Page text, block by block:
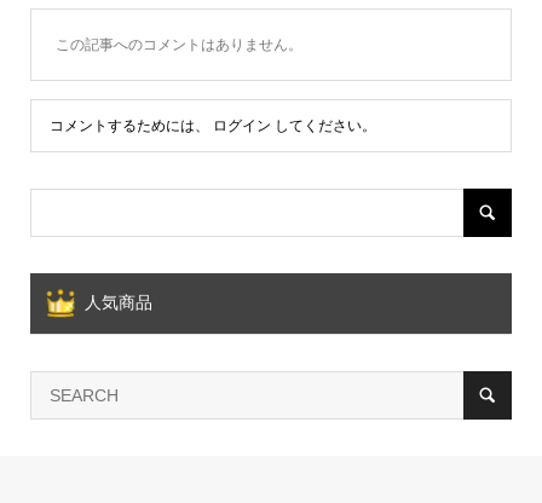
この記事へのコメントはありません。
コメントするためには、 ログイン してください。
人気商品